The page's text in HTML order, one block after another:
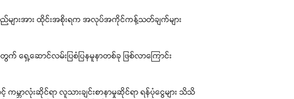
ည်များအား ထိုင်းအစိုးရက အလုပ်အကိုင်ကန့်သတ်ချက်များ
ေ့ဆောင်လမ်းပြစံပြနမူနာတစ်ခု ဖြစ်လာကြောင်း
ဘာလုံးဆိုင်ရာ လူသားချင်းစာနာမှုဆိုင်ရာ ရန်ပုံငွေများ သိသိ